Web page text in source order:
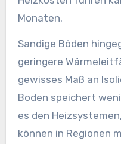
Monaten.
Sandige Böden
geringere
gewisses Maß an
Boden speichert
es den
können in Regionen